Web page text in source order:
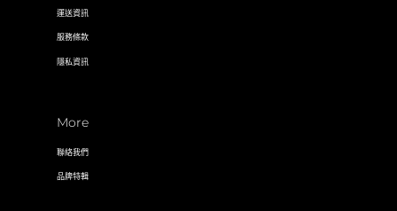
運送資訊
服務條款
隱私資訊
More
聯絡我們
品牌特輯